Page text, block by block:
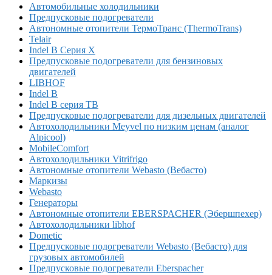
Автомобильные холодильники
Предпусковые подогреватели
Автономные отопители ТермоТранс (ThermoTrans)
Telair
Indel B Серия X
Предпусковые подогреватели для бензиновых
двигателей
LIBHOF
Indel B
Indel B серия TB
Предпусковые подогреватели для дизельных двигателей
Автохолодильники Meyvel по низким ценам (аналог
Alpicool)
MobileComfort
Автохолодильники Vitrifrigo
Автономные отопители Webasto (Вебасто)
Маркизы
Webasto
Генераторы
Автономные отопители EBERSPACHER (Эбершпехер)
Автохолодильники libhof
Dometic
Предпусковые подогреватели Webasto (Вебасто) для
грузовых автомобилей
Предпусковые подогреватели Eberspacher